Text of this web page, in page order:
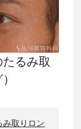
るみ取
み取りロン